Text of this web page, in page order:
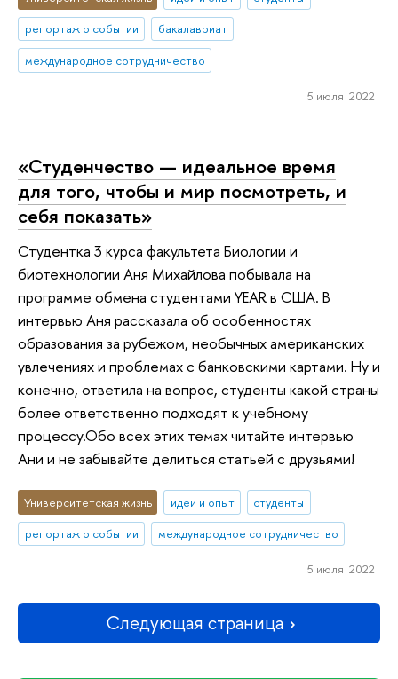
репортаж о событии
бакалавриат
международное сотрудничество
5 июля 2022
«Студенчество — идеальное время
для того, чтобы и мир посмотреть, и
себя показать»
Студентка 3 курса факультета Биологии и
биотехнологии Аня Михайлова побывала на
программе обмена студентами YEAR в США. В
интервью Аня рассказала об особенностях
образования за рубежом, необычных американских
увлечениях и проблемах с банковскими картами. Ну и
конечно, ответила на вопрос, студенты какой страны
более ответственно подходят к учебному
процессу.Обо всех этих темах читайте интервью
Ани и не забывайте делиться статьей с друзьями!
Университетская жизнь идеи и опыт
студенты
репортаж о событии
международное сотрудничество
5 июля 2022
Следующая страница